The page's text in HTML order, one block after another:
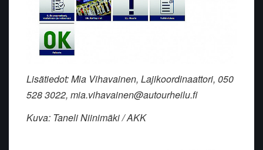
Lisätiedot: Mia Vihavainen, Lajikoordinaattori, 050
528 3022, mia.vihavainen@autourheilu.fi
Kuva: Taneli Niinimäki / AKK